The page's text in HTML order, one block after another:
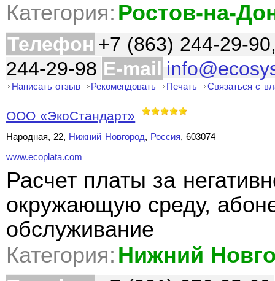
Категория: Ростов-на-
Телефон +7 (863) 244-29-
244-29-98 E-mail
Написать отзыв Рекомендовать Печать Связаться с
ООО «ЭкоСтандарт»
Народная, 22, Нижний Новгород, Россия, 603074
www.ecoplata.com
Расчет платы за
окружающую среду,
обслуживание
Категория: Нижний